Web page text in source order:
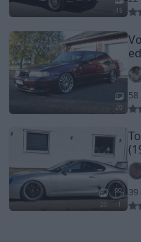
15
20
20 1